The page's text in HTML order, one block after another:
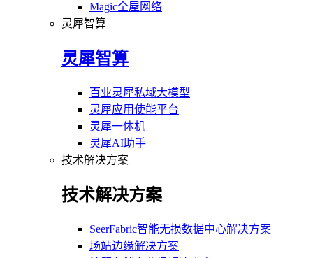
Magic全屋网络
灵犀智算
灵犀智算
百业灵犀私域大模型
灵犀应用使能平台
灵犀一体机
灵犀AI助手
技术解决方案
技术解决方案
SeerFabric智能无损数据中心解决方案
场站边缘解决方案